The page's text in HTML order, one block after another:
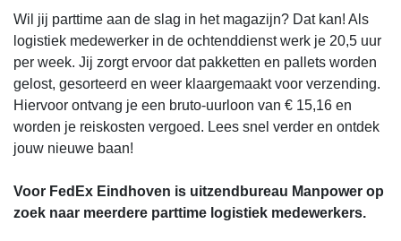
Wil jij parttime aan de slag in het magazijn? Dat kan! Als
logistiek medewerker in de ochtenddienst werk je 20,5 uur
per week. Jij zorgt ervoor dat pakketten en pallets worden
gelost, gesorteerd en weer klaargemaakt voor verzending.
Hiervoor ontvang je een bruto-uurloon van € 15,16 en
worden je reiskosten vergoed. Lees snel verder en ontdek
jouw nieuwe baan!
Voor FedEx Eindhoven is uitzendbureau Manpower op
zoek naar meerdere parttime logistiek medewerkers.